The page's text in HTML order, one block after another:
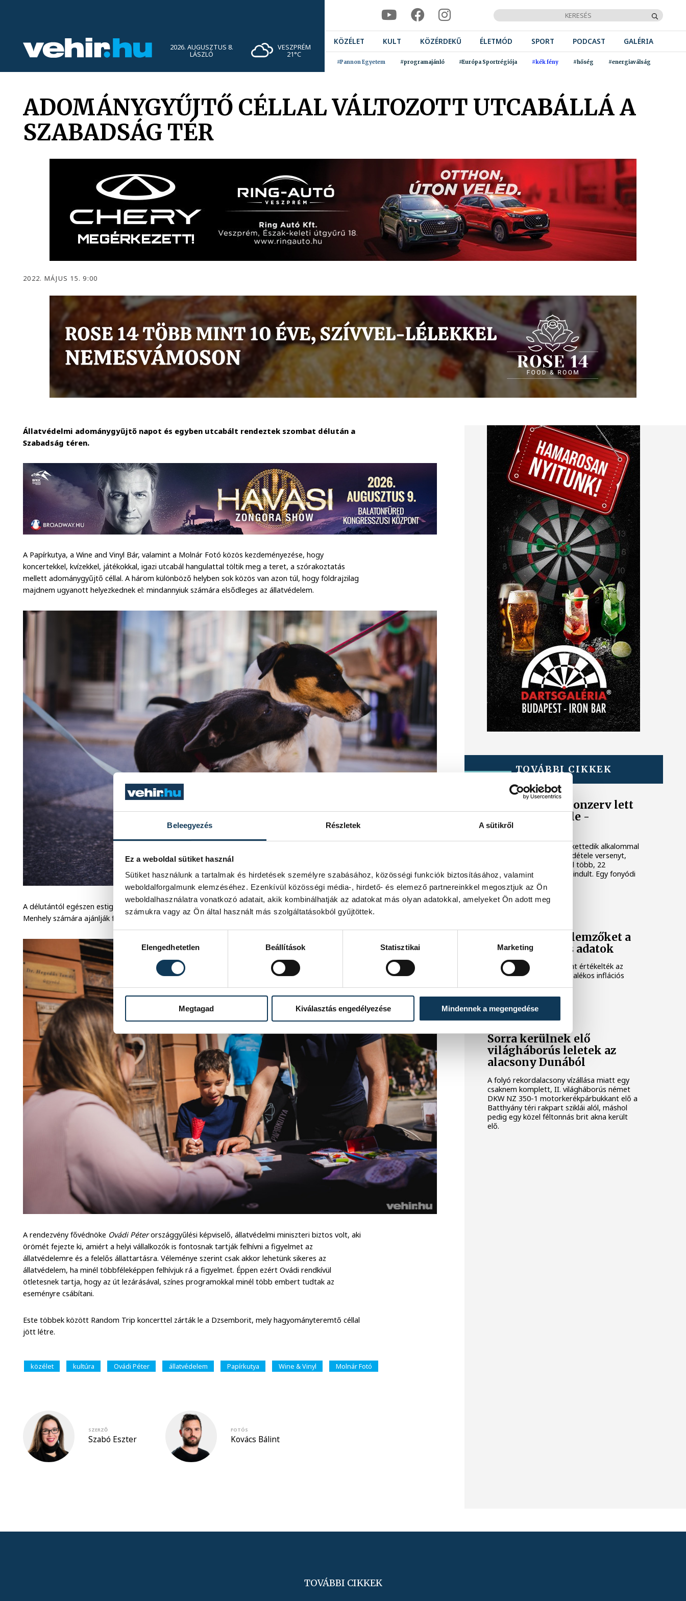
Beleegyezés Részletek A sütikről
Ez a weboldal sütiket használ
Sütiket használunk a tartalmak és hirdetések személyre szabásához, közösségi funkciók biztosításához, valamint
weboldalforgalmunk elemzéséhez. Ezenkívül közösségi média-, hirdető- és elemező partnereinkkel megosztjuk az Ön
weboldalhasználatra vonatkozó adatait, akik kombinálhatják az adatokat más olyan adatokkal, amelyeket Ön adott meg
számukra vagy az Ön által használt más szolgáltatásokból gyűjtöttek.
Elengedhetetlen
Beállítások Statisztikai Marketing
Megtagad Kiválasztás engedélyezése Mindennek a megengedése
2026. AUGUSZTUS 8.
LÁSZLÓ
VESZPRÉM
21°C
KÖZÉLET KULT KÖZÉRDEKŰ ÉLETMÓD SPORT PODCAST GALÉRIA
#Pannon Egyetem #programajánló #Európa Sportrégiója #kék fény #hőség #energiaválság
ADOMÁNYGYŰJTŐ CÉLLAL VÁLTOZOTT UTCABÁLLÁ A
SZABADSÁG TÉR
2022. MÁJUS 15. 9:00
Állatvédelmi adománygyűjtő napot és egyben utcabált rendeztek szombat délután a
Szabadság téren.
A Papírkutya, a Wine and Vinyl Bár, valamint a Molnár Fotó közös kezdeményezése, hogy
koncertekkel, kvízekkel, játékokkal, igazi utcabál hangulattal töltik meg a teret, a szórakoztatás
mellett adománygyűjtő céllal. A három különböző helyben sok közös van azon túl, hogy földrajzilag
majdnem ugyanott helyezkednek el: mindannyiuk számára elsődleges az állatvédelem.
A délutántól egészen estig tartó rendezvényből befolyt összeget a Vackoló Állatvédő Egyesület és
Menhely számára ajánlják fel.
A rendezvény fővédnöke Ovádi Péterországgyűlési képviselő, állatvédelmi miniszteri biztos volt, aki
örömét fejezte ki, amiért a helyi vállalkozók is fontosnak tartják felhívni a figyelmet az
állatvédelemre és a felelős állattartásra. Véleménye szerint csak akkor lehetünk sikeres az
állatvédelem, ha minél többféleképpen felhívjuk rá a figyelmet. Éppen ezért Ovádi rendkívül
ötletesnek tartja, hogy az út lezárásával, színes programokkal minél több embert tudtak az
eseményre csábítani.
Este többek között Random Trip koncerttel zárták le a Dzsemborit, mely hagyományteremtő céllal
jött létre.
közélet kultúra Ovádi Péter állatvédelem Papírkutya Wine & Vinyl Molnár Fotó
SZERZŐ
Szabó Eszter
FOTÓS
Kovács Bálint
TOVÁBBI CIKKEK
Egy furcsa halkonzerv lett
az Év Strandétele -
mutatjuk!
A Balatoni Kör idén tizenkettedik alkalommal
hirdette meg az év strandétele versenyt,
amelyre minden eddiginél több, 22
vendéglátóhely 44 étellel indult. Egy fonyódi
hely nyert...
Meglepték az elemzőket a
júliusi inflációs adatok
Hatalmas meglepetésként értékelték az
elemzők a júliusi, 1,2 százalékos inflációs
KÖZÉLET
Sorra kerülnek elő
világháborús leletek az
alacsony Dunából
A folyó rekordalacsony vízállása miatt egy
csaknem komplett, II. világháborús német
DKW NZ 350-1 motorkerékpárbukkant elő a
Batthyány téri rakpart sziklái alól, máshol
pedig egy közel féltonnás brit akna került
elő.
TOVÁBBI CIKKEK